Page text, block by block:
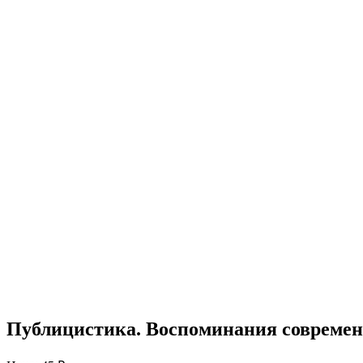
Публицистика. Воспоминания